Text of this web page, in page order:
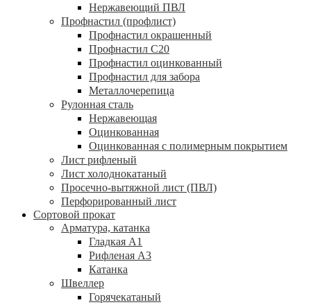
Нержавеющий ПВЛ
Профнастил (профлист)
Профнастил окрашенный
Профнастил С20
Профнастил оцинкованный
Профнастил для забора
Металлочерепица
Рулонная сталь
Нержавеющая
Оцинкованная
Оцинкованная с полимерным покрытием
Лист рифленый
Лист холоднокатаный
Просечно-вытяжной лист (ПВЛ)
Перфорированный лист
Сортовой прокат
Арматура, катанка
Гладкая А1
Рифленая А3
Катанка
Швеллер
Горячекатаный